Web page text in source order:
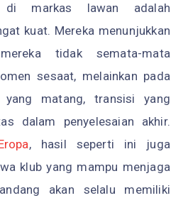
di markas lawan adalah
kuat. Mereka menunjukkan
tidak semata-mata
sesaat, melainkan pada
yang matang, transisi yang
dalam penyelesaian akhir.
, hasil seperti ini juga
klub yang mampu menjaga
akan selalu memiliki